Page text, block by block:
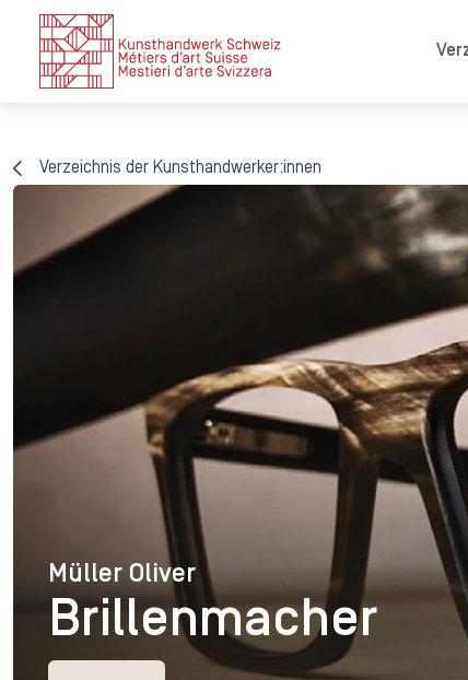
Verzeichnis der Kunsthandwerker:innen
Müller Oliver
Müller Oliver
Brillenmacher